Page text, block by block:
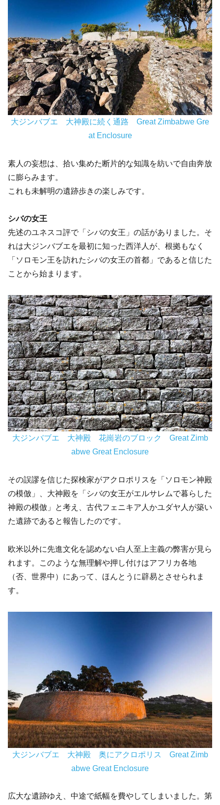
大ジンバブエ 大神殿に続く通路 Great Zimbabwe Gre
at Enclosure
素人の妄想は、拾い集めた断片的な知識を紡いで自由奔放
に膨らみます。
これも未解明の遺跡歩きの楽しみです。
シバの女王
先述のユネスコ評で「シバの女王」の話がありました。そ
れは大ジンバブエを最初に知った西洋人が、根拠もなく
「ソロモン王を訪れたシバの女王の首都」であると信じた
ことから始まります。
大ジンバブエ 大神殿 花崗岩のブロック Great Zimb
abwe Great Enclosure
その誤謬を信じた探検家がアクロポリスを「ソロモン神殿
の模倣」、大神殿を「シバの女王がエルサレムで暮らした
神殿の模倣」と考え、古代フェニキア人かユダヤ人が築い
た遺跡であると報告したのです。
欧米以外に先進文化を認めない白人至上主義の弊害が見ら
れます。このような無理解や押し付けはアフリカ各地
（否、世界中）にあって、ほんとうに辟易とさせられま
す。
大ジンバブエ 大神殿 奥にアクロポリス Great Zimb
abwe Great Enclosure
広大な遺跡ゆえ、中途で紙幅を費やしてしまいました。第